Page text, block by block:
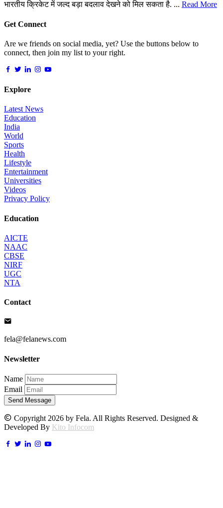
भारतीय क्रिकेट में जल्द बड़ा बदलाव देखने को मिल सकता है. ... Read More
Get Connect
Are we friends on social media, yet? Use the buttons below to
connect, then join my list to your right.
Explore
Latest News
Education
India
World
Sports
Health
Lifestyle
Entertainment
Universities
Videos
Privacy Policy
Education
AICTE
NAAC
CBSE
NIRF
UGC
NTA
Contact
fela@felanews.com
Newsletter
Name
Email
Send Message
Copyright 2026 by Fela. All Rights Reserved. Designed &
Developed By Kito Infocom